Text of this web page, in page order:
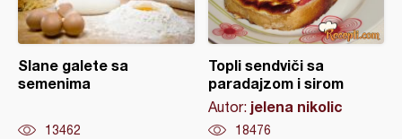
Slane galete sa
semenima
13462
Topli sendviči sa
paradajzom i sirom
Autor: jelena nikolic
18476